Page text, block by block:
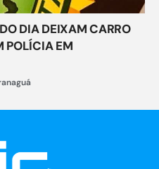
DIA DEIXAM CARRO
POLÍCIA EM